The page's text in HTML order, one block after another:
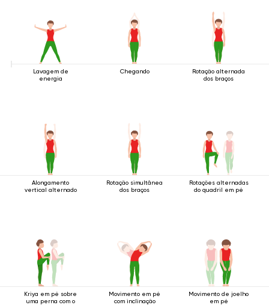
Lavagem de
energia
Chegando
Rotação alternada
dos braços
Alongamento
vertical alternado
Rotação simultânea
dos braços
Rotações alternadas
do quadril em pé
Kriya em pé sobre
uma perna com o
Movimento em pé
com inclinação
Movimento de joelho
em pé